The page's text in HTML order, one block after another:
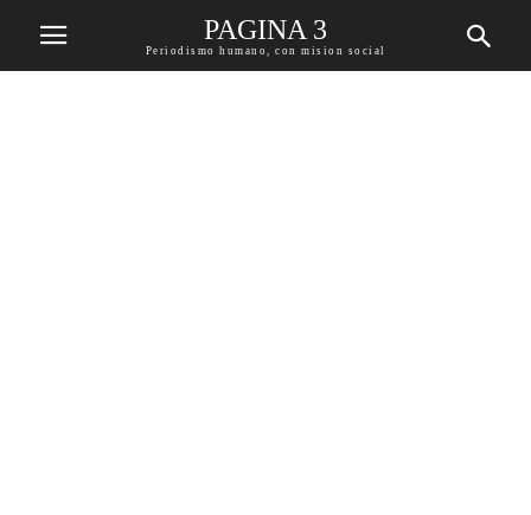
PAGINA 3
Periodismo humano, con mision social